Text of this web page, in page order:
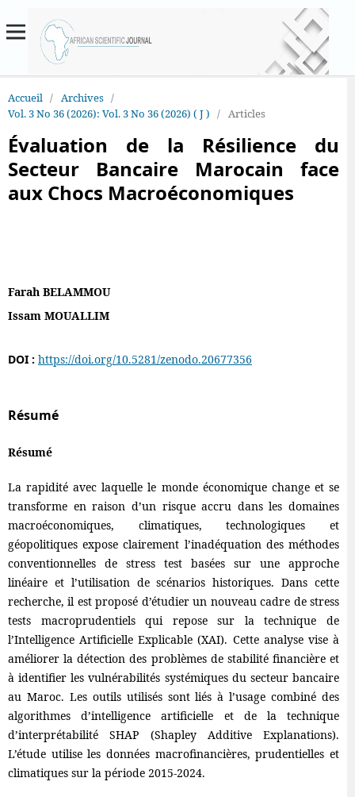
Accueil / Archives /
Vol. 3 No 36 (2026): Vol. 3 No 36 (2026) ( J ) / Articles
Évaluation de la Résilience du
Secteur Bancaire Marocain face
aux Chocs Macroéconomiques
Farah BELAMMOU
Issam MOUALLIM
DOI : https://doi.org/10.5281/zenodo.20677356
Résumé
Résumé
La rapidité avec laquelle le monde économique change et se
transforme en raison d’un risque accru dans les domaines
macroéconomiques, climatiques, technologiques et
géopolitiques expose clairement l’inadéquation des méthodes
conventionnelles de stress test basées sur une approche
linéaire et l’utilisation de scénarios historiques. Dans cette
recherche, il est proposé d’étudier un nouveau cadre de stress
tests macroprudentiels qui repose sur la technique de
l’Intelligence Artificielle Explicable (XAI). Cette analyse vise à
améliorer la détection des problèmes de stabilité financière et
à identifier les vulnérabilités systémiques du secteur bancaire
au Maroc. Les outils utilisés sont liés à l’usage combiné des
algorithmes d’intelligence artificielle et de la technique
d’interprétabilité SHAP (Shapley Additive Explanations).
L’étude utilise les données macrofinancières, prudentielles et
climatiques sur la période 2015-2024.